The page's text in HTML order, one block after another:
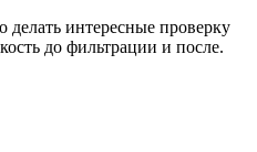
интересные проверку
до фильтрации и после.